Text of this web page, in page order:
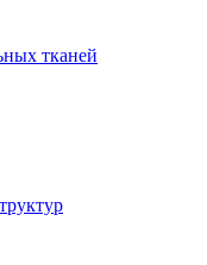
тканей